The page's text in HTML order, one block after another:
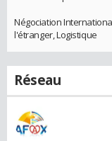
Négociation
l'étranger, Logistique
Réseau